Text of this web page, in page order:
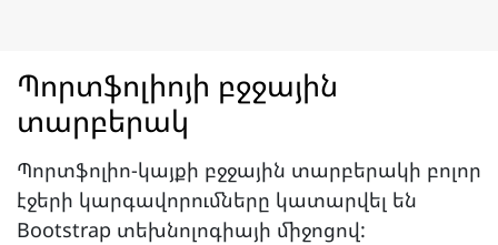
Պորտֆոլիոյի բջջային
տարբերակ
Պորտֆոլիո-կայքի բջջային տարբերակի բոլոր
էջերի կարգավորումները կատարվել են
Bootstrap տեխնոլոգիայի միջոցով: